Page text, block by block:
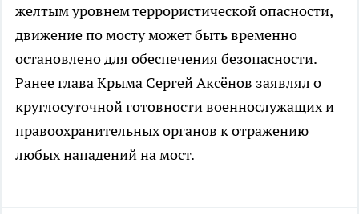
желтым уровнем террористической опасности,
движение по мосту может быть временно
остановлено для обеспечения безопасности.
Ранее глава Крыма Сергей Аксёнов заявлял о
круглосуточной готовности военнослужащих и
правоохранительных органов к отражению
любых нападений на мост.